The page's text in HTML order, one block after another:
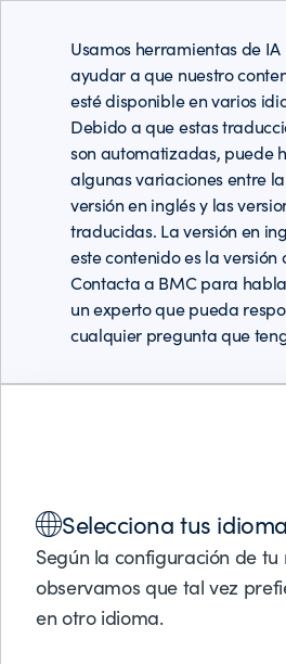
Usamos herramientas de
ayudar a que nuestro
esté disponible en varios
Debido a que estas
son automatizadas, puede
algunas variaciones entre la
versión en inglés y las
traducidas. La versión en
este contenido es la versión
Contacta a BMC para
un experto que pueda
cualquier pregunta que
Selecciona tus
Según la configuración de tu
observamos que tal vez
en otro idioma.
Centro de
conoce cómo BMC integra